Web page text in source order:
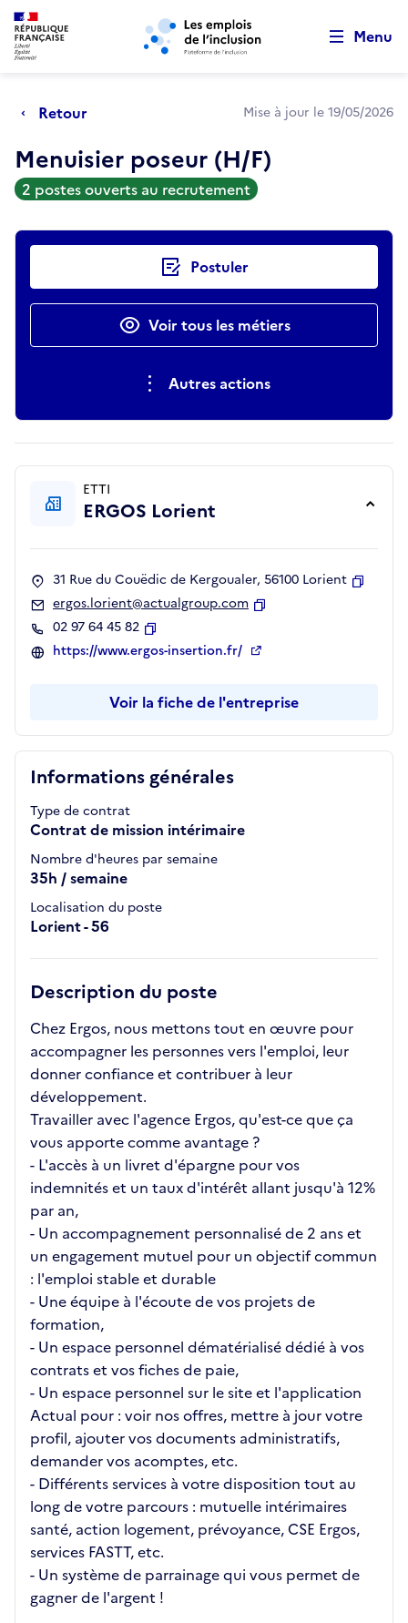
Aller au menu principal Aller au contenu principal
Menu
Retour Mise à jour le 19/05/2026
Menuisier poseur (H/F)
2 postes ouverts au recrutement
Actions rapides Postuler
Voir tous les métiers
Autres actions
Informations générales
Type de contrat
Contrat de mission intérimaire
Nombre d'heures par semaine
35h / semaine
Localisation du poste
Lorient - 56
Description du poste
Chez Ergos, nous mettons tout en œuvre pour
accompagner les personnes vers l'emploi, leur
donner confiance et contribuer à leur
développement.
Travailler avec l'agence Ergos, qu'est-ce que ça
vous apporte comme avantage ?
- L'accès à un livret d'épargne pour vos
indemnités et un taux d'intérêt allant jusqu'à 12%
par an,
- Un accompagnement personnalisé de 2 ans et
un engagement mutuel pour un objectif commun
: l'emploi stable et durable
- Une équipe à l'écoute de vos projets de
formation,
- Un espace personnel dématérialisé dédié à vos
contrats et vos fiches de paie,
- Un espace personnel sur le site et l'application
Actual pour : voir nos offres, mettre à jour votre
profil, ajouter vos documents administratifs,
demander vos acomptes, etc.
- Différents services à votre disposition tout au
long de votre parcours : mutuelle intérimaires
santé, action logement, prévoyance, CSE Ergos,
services FASTT, etc.
- Un système de parrainage qui vous permet de
gagner de l'argent !
ETTI
ERGOS Lorient
31 Rue du Couëdic de Kergoualer, 56100 Lorient
ergos.lorient@actualgroup.com
02 97 64 45 82
Copier
https://www.ergos-insertion.fr/
Voir la fiche de l'entreprise
Retour au début de la page
Panneau de gestion des cookies